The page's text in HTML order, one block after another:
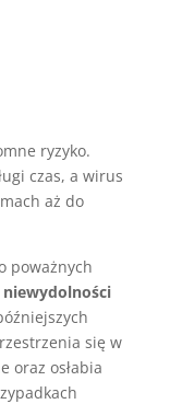
ryzyko.
czas, a wirus
aż do
poważnych
niewydolności
się w
oraz osłabia